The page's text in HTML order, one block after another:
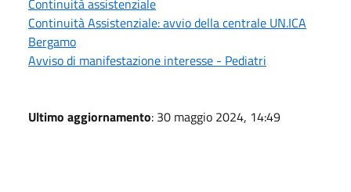
Continuità Assistenziale: avvio della centrale UN.ICA
Bergamo
Avviso di manifestazione interesse - Pediatri
Ultimo aggiornamento: 30 maggio 2024, 14:49